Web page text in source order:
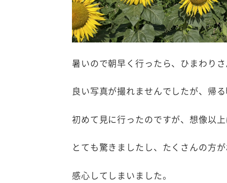
暑いので朝早く行ったら、ひまわり
良い写真が撮れませんでしたが、帰
初めて見に行ったのですが、想像以
とても驚きましたし、たくさんの方
感心してしまいました。